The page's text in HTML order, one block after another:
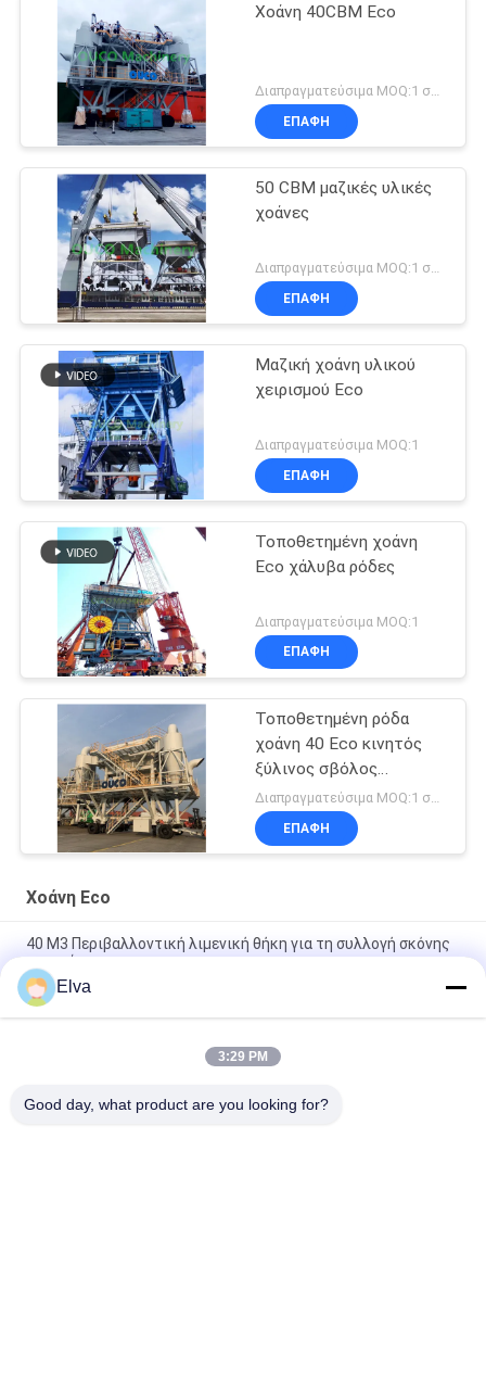
Χοάνη 40CBM Eco
Διαπραγματεύσιμα MOQ:1 σύνολο
ΕΠΑΦΉ
50 CBM μαζικές υλικές
χοάνες
ΕΠΑΦΉ
Μαζική χοάνη υλικού
χειρισμού Eco
Διαπραγματεύσιμα MOQ:1
ΕΠΑΦΉ
Τοποθετημένη χοάνη
Eco χάλυβα ρόδες
Διαπραγματεύσιμα MOQ:1
ΕΠΑΦΉ
Τοποθετημένη ρόδα
χοάνη 40 Eco κινητός
ξύλινος σβόλος
μετρητών κύβων
Διαπραγματεύσιμα MOQ:1 σύνολο
ΕΠΑΦΉ
Χοάνη Eco
40 M3 Περιβαλλοντική λιμενική θήκη για τη συλλογή σκόνης
σιτηρών
Κινητός κυκλώνων φίλτρων Eco λιμένας 750TPH απόδειξης
σκόνης χοανών μαζικός υλικός
Κινητή τσαντών φίλτρων Eco χοάνη 10 λιμένων απόδειξης
Elva
3:29 PM
Good day, what product are you looking for?